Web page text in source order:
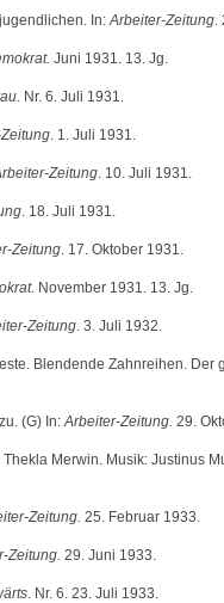
In:Arbeiter-Zeitung.
Juni 1931. 13. Jg.
. Nr. 6. Juli 1931.
. 1. Juli 1931.
Zeitung. 10. Juli 1931.
. 18. Juli 1931.
Zeitung. 17. Oktober 1931.
. November 1931. 13. Jg.
Zeitung. 3. Juli 1932.
Blendende Zahnreihen. Der
(G) In:Arbeiter-Zeitung. 29.
Merwin. Musik: Justinus
Zeitung. 25. Februar 1933.
Zeitung. 29. Juni 1933.
. Nr. 6. 23. Juli 1933.